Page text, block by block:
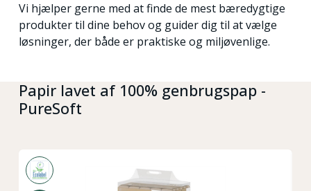
Vi hjælper gerne med at finde de mest bæredygtige
produkter til dine behov og guider dig til at vælge
løsninger, der både er praktiske og miljøvenlige.
Papir lavet af 100% genbrugspap -
PureSoft